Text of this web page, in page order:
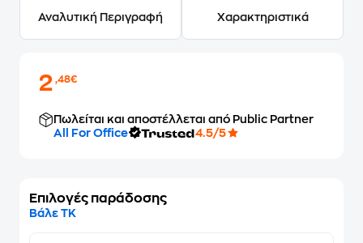
Αναλυτική Περιγραφή Χαρακτηριστικά
2,48€
Πωλείται και αποστέλλεται από Public Partner
All For Office
4.5/5
Επιλογές παράδοσης
Βάλε ΤΚ